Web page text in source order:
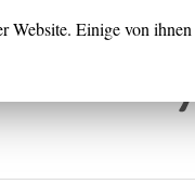
Website. Einige von